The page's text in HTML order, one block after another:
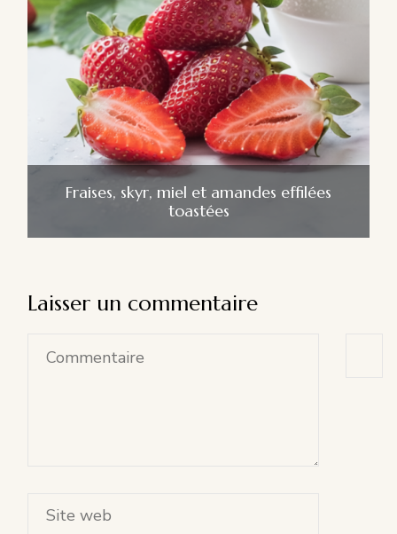
Fraises, skyr, miel et amandes effilées
toastées
Laisser un commentaire